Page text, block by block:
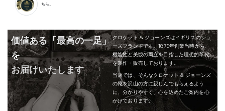
ちら。
価値ある「最高の一足」
を
お届けいたします
クロケット & ジョーンズはイギリスのシュ
ーズブランドです。1879年創業当時から、
機能性と美観の両立を目指した理想的革靴
を製作・販売しております。
当店では、そんなクロケット & ジョーンズ
の靴を沢山の方に親しんでもらえるよう
に、分かりやすく、心を込めたご案内を心
がけております。